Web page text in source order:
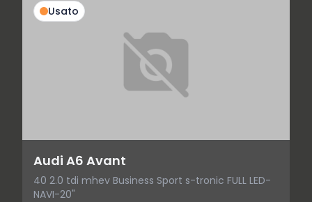
Usato
Audi A6 Avant
40 2.0 tdi mhev Business Sport s-tronic FULL LED-
NAVI-20"